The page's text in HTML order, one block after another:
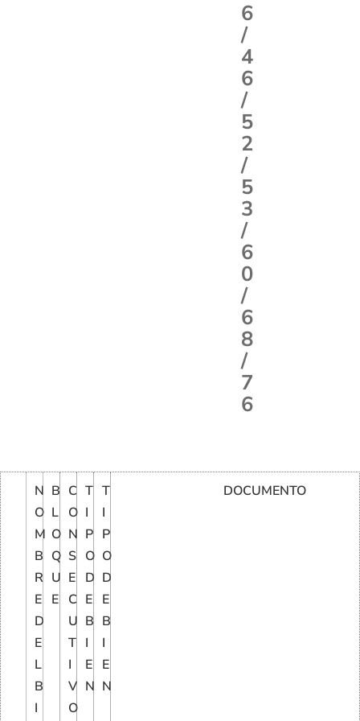
6
/
4
6
/
5
2
/
5
3
/
6
0
/
6
8
/
7
6
N
O
M
B
R
E
D
E
L
B
I
B
L
O
Q
U
E
C
O
N
S
E
C
U
T
I
V
O
T
I
P
O
D
E
B
I
E
N
T
I
P
O
D
E
B
I
E
N
DOCUMENTO